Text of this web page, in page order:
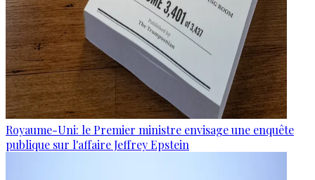
Royaume-Uni: le Premier ministre envisage une enquête
publique sur l'affaire Jeffrey Epstein